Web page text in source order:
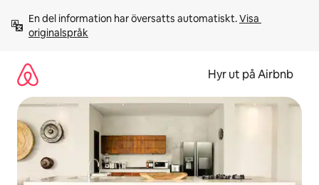
innehåll
En del information har översatts automatiskt. Visa
originalspråk
Hyr ut på Airbnb